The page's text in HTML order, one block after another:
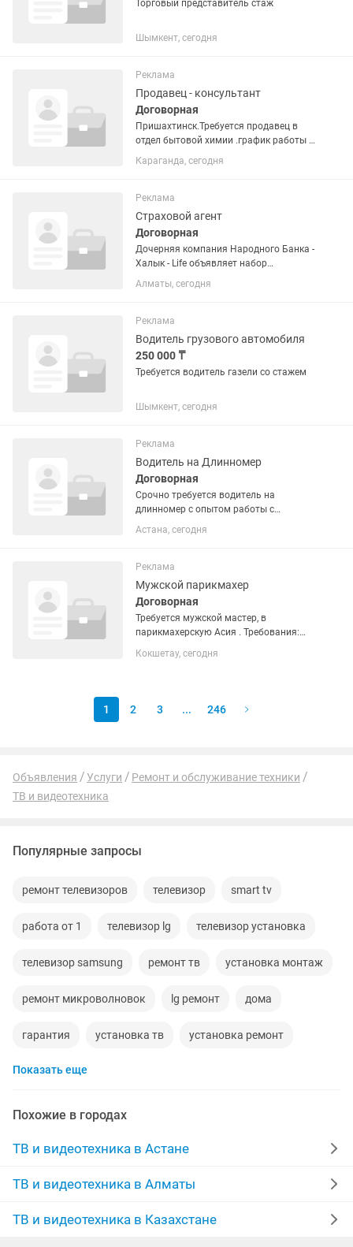
Торговый представитель стаж
Шымкент, сегодня
Реклама
Продавец - консультант
Договорная
Пришахтинск.Требуется продавец в
отдел бытовой химии .график работы с
09.00 -20.00Профессионального
продавца-консультанта! Мы ищем не
продаж, человека, который любит...
Караганда, сегодня
Реклама
Страховой агент
Договорная
Дочерняя компания Народного Банка -
Халык - Life объявляет набор
сотрудников на позицию страхового
агента (договор ГПХ с
Алматы, сегодня
Реклама
Водитель грузового автомобиля
250 000 ₸
Требуется водитель газели со стажем
Шымкент, сегодня
Реклама
Водитель на Длинномер
Договорная
Срочно требуется водитель на
длинномер с опытом работы с
категорией C,E. Обязанности:
-Грузоперевозки по городу и
рабочего состояния автомашины.
-Следить за...
Астана, сегодня
Реклама
Мужской парикмахер
Договорная
Требуется мужской мастер, в
парикмахерскую Асия . Требования:
Кокшетау, сегодня
1 2 3 ... 246
Объявления Услуги
Ремонт и обслуживание техники
ТВ и видеотехника
Популярные запросы
ремонт телевизоров телевизор smart tv
работа от 1 телевизор lg телевизор установка
телевизор samsung ремонт тв установка монтаж
ремонт микроволновок lg ремонт дома
гарантия установка тв установка ремонт
спутниковая антенна
стена микроволновка кронштейны
услуги ремонта быстрый ремонт
remont установка стену для телевизора
Показать еще
Похожие в городах
ТВ и видеотехника в Астане
ТВ и видеотехника в Алматы
ТВ и видеотехника в Казахстане